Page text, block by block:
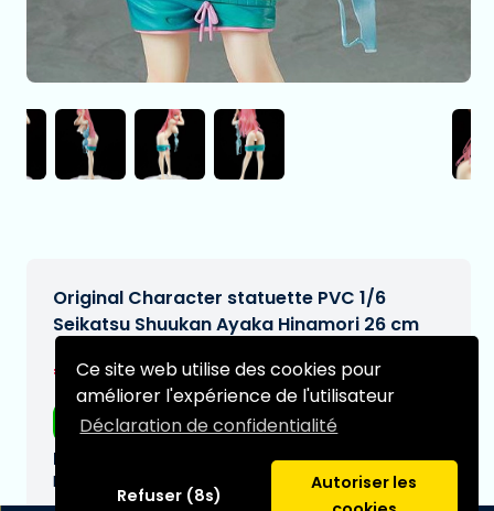
Ce site web utilise des cookies pour
améliorer l'expérience de l'utilisateur
Déclaration de confidentialité
Refuser (8s)
Autoriser les
Original Character statuette PVC 1/6
Seikatsu Shuukan Ayaka Hinamori 26 cm
€274,99[Sous réserve de modifications]
Livraison gratuite
Date de livraison prévue:
N/A